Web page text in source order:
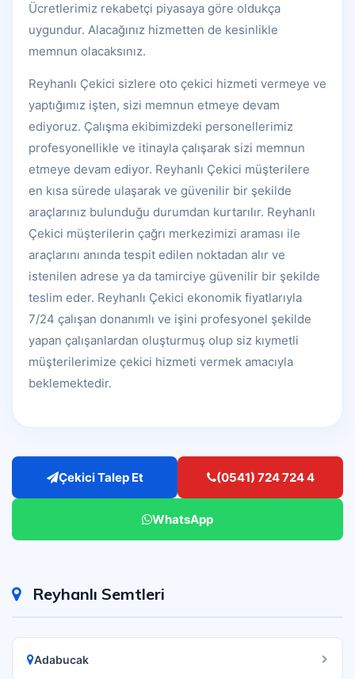
Ücretlerimiz rekabetçi piyasaya göre oldukça
uygundur. Alacağınız hizmetten de kesinlikle
memnun olacaksınız.
Reyhanlı Çekici sizlere oto çekici hizmeti vermeye ve
yaptığımız işten, sizi memnun etmeye devam
ediyoruz. Çalışma ekibimizdeki personellerimiz
profesyonellikle ve itinayla çalışarak sizi memnun
etmeye devam ediyor. Reyhanlı Çekici müşterilere
en kısa sürede ulaşarak ve güvenilir bir şekilde
araçlarınız bulunduğu durumdan kurtarılır. Reyhanlı
Çekici müşterilerin çağrı merkezimizi araması ile
araçlarını anında tespit edilen noktadan alır ve
istenilen adrese ya da tamirciye güvenilir bir şekilde
teslim eder. Reyhanlı Çekici ekonomik fiyatlarıyla
7/24 çalışan donanımlı ve işini profesyonel şekilde
yapan çalışanlardan oluşturmuş olup siz kıymetli
müşterilerimize çekici hizmeti vermek amacıyla
beklemektedir.
Çekici Talep Et (0541) 724 724 4
WhatsApp
Reyhanlı Semtleri
Adabucak